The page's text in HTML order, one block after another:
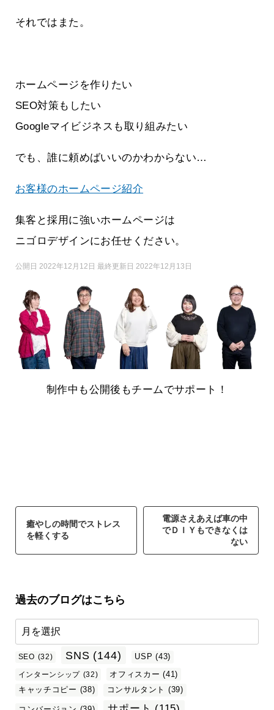
それではまた。
ホームページを作りたい
SEO対策もしたい
Googleマイビジネスも取り組みたい
でも、誰に頼めばいいのかわからない…
お客様のホームページ紹介
集客と採用に強いホームページは
ニゴロデザインにお任せください。
公開日 2022年12月12日 最終更新日 2022年12月13日
制作中も公開後もチームでサポート！
癒やしの時間でストレス
を軽くする
電源さえあえば車の中
でＤＩＹもできなくは
ない
過去のブログはこちら
SEO (32) SNS (144) USP (43)
インターンシップ (32) オフィスカー (41)
キャッチコピー (38) コンサルタント (39)